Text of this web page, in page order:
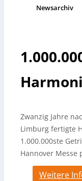
Newsarchiv
Zwanzig Jahre
Limburg fertigte
1.000.000ste
Hannover
Weitere